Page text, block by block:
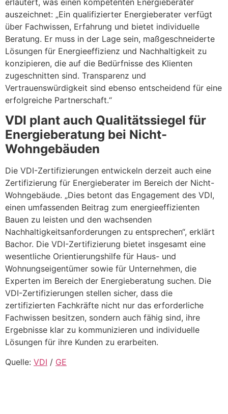
erläutert, was einen kompetenten Energieberater
auszeichnet: „Ein qualifizierter Energieberater verfügt
über Fachwissen, Erfahrung und bietet individuelle
Beratung. Er muss in der Lage sein, maßgeschneiderte
Lösungen für Energieeffizienz und Nachhaltigkeit zu
konzipieren, die auf die Bedürfnisse des Klienten
zugeschnitten sind. Transparenz und
Vertrauenswürdigkeit sind ebenso entscheidend für eine
erfolgreiche Partnerschaft.“
VDI plant auch Qualitätssiegel für
Energieberatung bei Nicht-
Wohngebäuden
Die VDI-Zertifizierungen entwickeln derzeit auch eine
Zertifizierung für Energieberater im Bereich der Nicht-
Wohngebäude. „Dies betont das Engagement des VDI,
einen umfassenden Beitrag zum energieeffizienten
Bauen zu leisten und den wachsenden
Nachhaltigkeitsanforderungen zu entsprechen“, erklärt
Bachor. Die VDI-Zertifizierung bietet insgesamt eine
wesentliche Orientierungshilfe für Haus- und
Wohnungseigentümer sowie für Unternehmen, die
Experten im Bereich der Energieberatung suchen. Die
VDI-Zertifizierungen stellen sicher, dass die
zertifizierten Fachkräfte nicht nur das erforderliche
Fachwissen besitzen, sondern auch fähig sind, ihre
Ergebnisse klar zu kommunizieren und individuelle
Lösungen für ihre Kunden zu erarbeiten.
Quelle: VDI / GE